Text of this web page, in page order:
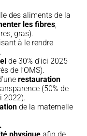
des aliments de la
les fibres,
gras).
à le rendre
de 30% d’ici 2025
de l’OMS).
restauration
(50% de
2022).
de la maternelle